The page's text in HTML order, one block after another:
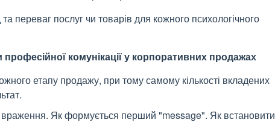
переваг послуг чи товарів для кожного психологічного
комунікації у корпоративних продажах
етапу продажу, при тому самому кількості вкладених
Як формується перший "message". Як встановити